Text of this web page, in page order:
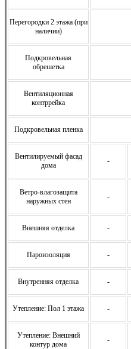
Перегородки 2 этажа (при
наличии)
Подкровельная
обрешетка
Вентиляционная
контррейка
Подкровельная пленка
Вентилируемый фасад
дома
-
Ветро-влагозащита
наружных стен
-
Внешняя отделка -
Пароизоляция -
Внутренняя отделка -
Утепление: Пол 1 этажа -
Утепление: Внешний
контур дома
-